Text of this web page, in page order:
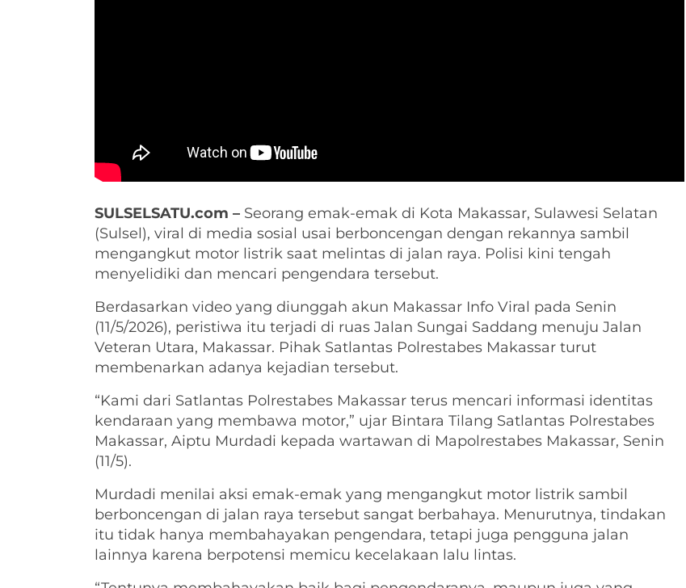
SULSELSATU.com – Seorang emak-emak di Kota Makassar, Sulawesi Selatan
(Sulsel), viral di media sosial usai berboncengan dengan rekannya sambil
mengangkut motor listrik saat melintas di jalan raya. Polisi kini tengah
menyelidiki dan mencari pengendara tersebut.
Berdasarkan video yang diunggah akun Makassar Info Viral pada Senin
(11/5/2026), peristiwa itu terjadi di ruas Jalan Sungai Saddang menuju Jalan
Veteran Utara, Makassar. Pihak Satlantas Polrestabes Makassar turut
membenarkan adanya kejadian tersebut.
“Kami dari Satlantas Polrestabes Makassar terus mencari informasi identitas
kendaraan yang membawa motor,” ujar Bintara Tilang Satlantas Polrestabes
Makassar, Aiptu Murdadi kepada wartawan di Mapolrestabes Makassar, Senin
(11/5).
Murdadi menilai aksi emak-emak yang mengangkut motor listrik sambil
berboncengan di jalan raya tersebut sangat berbahaya. Menurutnya, tindakan
itu tidak hanya membahayakan pengendara, tetapi juga pengguna jalan
lainnya karena berpotensi memicu kecelakaan lalu lintas.